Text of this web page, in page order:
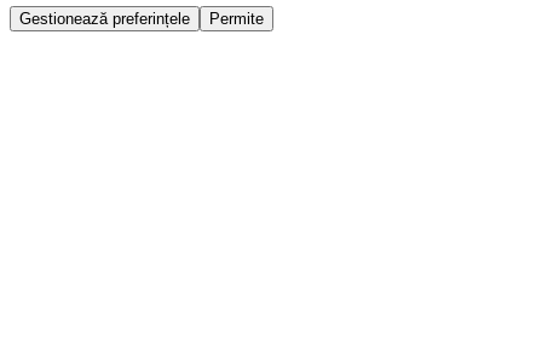
Gestionează preferințele Permite